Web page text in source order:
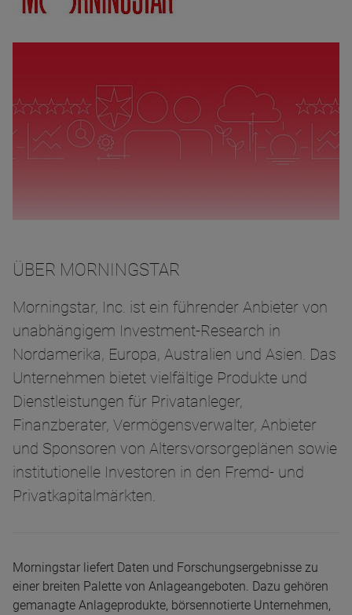
ÜBER MORNINGSTAR
Morningstar, Inc. ist ein führender Anbieter von
unabhängigem Investment-Research in
Nordamerika, Europa, Australien und Asien. Das
Unternehmen bietet vielfältige Produkte und
Dienstleistungen für Privatanleger,
Finanzberater, Vermögensverwalter, Anbieter
und Sponsoren von Altersvorsorgeplänen sowie
institutionelle Investoren in den Fremd- und
Privatkapitalmärkten.
Morningstar liefert Daten und Forschungsergebnisse zu
einer breiten Palette von Anlageangeboten. Dazu gehören
gemanagte Anlageprodukte, börsennotierte Unternehmen,